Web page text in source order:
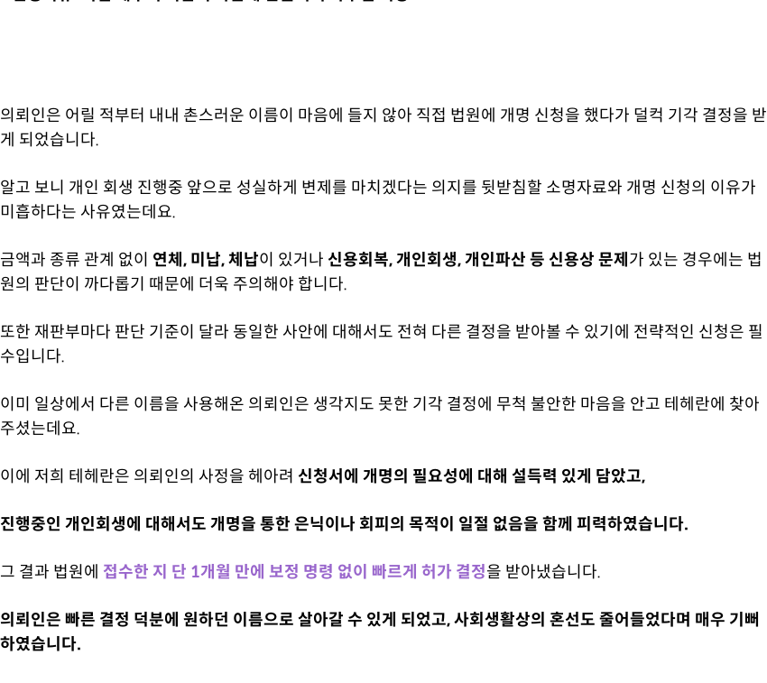
의뢰인은 어릴 적부터 내내 촌스러운 이름이 마음에 들지 않아 직접 법원에 개명 신청을 했다가 덜컥 기각 결정을 받
게 되었습니다.
알고 보니 개인 회생 진행중 앞으로 성실하게 변제를 마치겠다는 의지를 뒷받침할 소명자료와 개명 신청의 이유가
미흡하다는 사유였는데요.
금액과 종류 관계 없이 연체, 미납, 체납이 있거나 신용회복, 개인회생, 개인파산 등 신용상 문제 가 있는 경우에는 법
원의 판단이 까다롭기 때문에 더욱 주의해야 합니다.
또한 재판부마다 판단 기준이 달라 동일한 사안에 대해서도 전혀 다른 결정을 받아볼 수 있기에 전략적인 신청은 필
수입니다.
이미 일상에서 다른 이름을 사용해온 의뢰인은 생각지도 못한 기각 결정에 무척 불안한 마음을 안고 테헤란에 찾아
주셨는데요.
이에 저희 테헤란은 의뢰인의 사정을 헤아려 신청서에 개명의 필요성에 대해 설득력 있게 담았고,
진행중인 개인회생에 대해서도 개명을 통한 은닉이나 회피의 목적이 일절 없음을 함께 피력하였습니다.
그 결과 법원에 접수한 지 단 1개월 만에 보정 명령 없이 빠르게 허가 결정을 받아냈습니다.
의뢰인은 빠른 결정 덕분에 원하던 이름으로 살아갈 수 있게 되었고, 사회생활상의 혼선도 줄어들었다며 매우 기뻐
하였습니다.